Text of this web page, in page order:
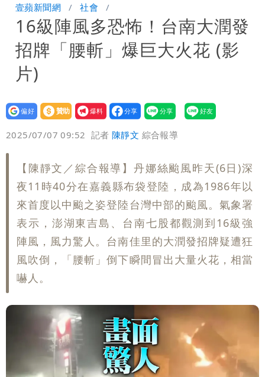
過政府法律顧問
白海豚進逼！明日降雨熱區曝 今現37
度焚風
壹蘋新聞網 社會
16級陣風多恐怖！台南大潤發
招牌「腰斬」爆巨大火花 (影
片)
設為
贊助
我要
爆料
2025/07/07 09:52 記者陳靜文 綜合報導
【陳靜文／綜合報導】丹娜絲颱風昨天(6日)深
夜11時40分在嘉義縣布袋登陸，成為1986年以
來首度以中颱之姿登陸台灣中部的颱風。氣象署
表示，澎湖東吉島、台南七股都觀測到16級強
陣風，風力驚人。台南佳里的大潤發招牌疑遭狂
風吹倒，「腰斬」倒下瞬間冒出大量火花，相當
嚇人。